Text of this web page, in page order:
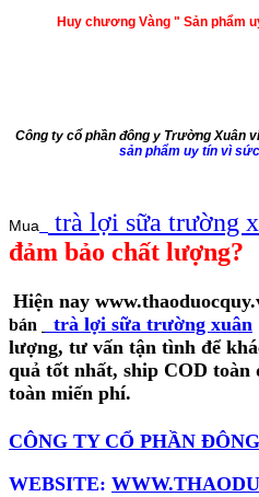
Huy chương Vàng " Sản phẩm
Công ty cổ phần đông y Trường Xuân
sản phẩm uy tín vì
Mua trà lợi sữa trường
đảm bảo chất lượng?
Hiện nay
bán
trà lợi sữa trường xuân
lượng, tư vấn tận tình để
quả tốt nhất, ship COD toàn
toàn miến phí.
CÔNG TY CỔ PHẦN
WEBSITE: